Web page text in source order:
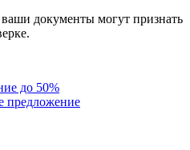
ваши документы могут признать
.
до 50%
предложение